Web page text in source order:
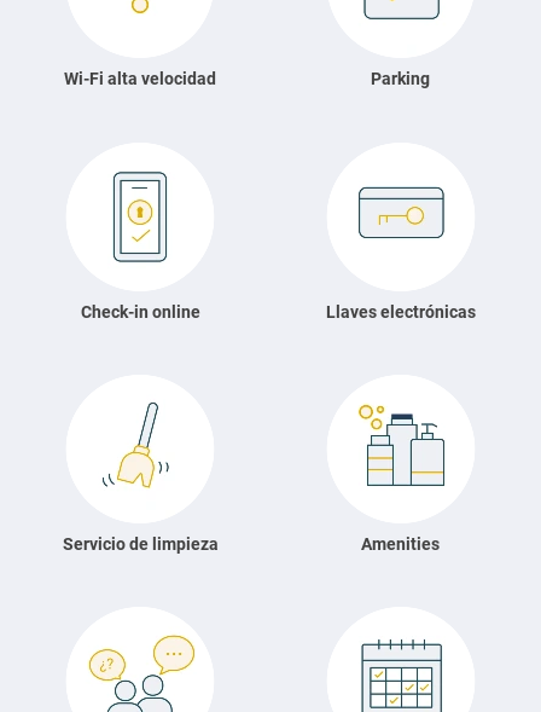
Wi-Fi alta velocidad Parking
Check-in online Llaves electrónicas
Servicio de limpieza Amenities